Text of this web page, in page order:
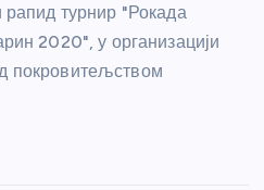
рапид турнир "Рокада
2020", у организацији
покровитељством